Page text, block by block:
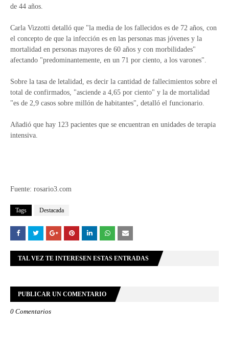
de 44 años.
Carla Vizzotti detalló que "la media de los fallecidos es de 72 años, con
el concepto de que la infección es en las personas mas jóvenes y la
mortalidad en personas mayores de 60 años y con morbilidades"
afectando "predominantemente, en un 71 por ciento, a los varones".
Sobre la tasa de letalidad, es decir la cantidad de fallecimientos sobre el
total de confirmados, "asciende a 4,65 por ciento" y la de mortalidad
"es de 2,9 casos sobre millón de habitantes", detalló el funcionario.
Añadió que hay 123 pacientes que se encuentran en unidades de terapia
intensiva.
Fuente: rosario3.com
Tags Destacada
TAL VEZ TE INTERESEN ESTAS ENTRADAS
PUBLICAR UN COMENTARIO
0 Comentarios